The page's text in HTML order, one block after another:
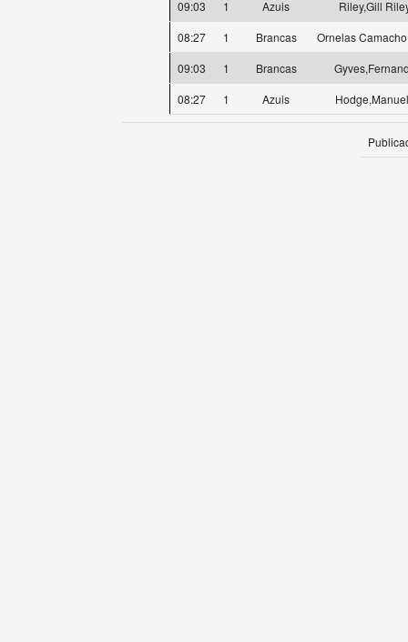
09:03
1 Azuis
Riley,Gill
08:27
1 Brancas
Ornelas
09:03
1 Brancas
08:27
1 Azuis